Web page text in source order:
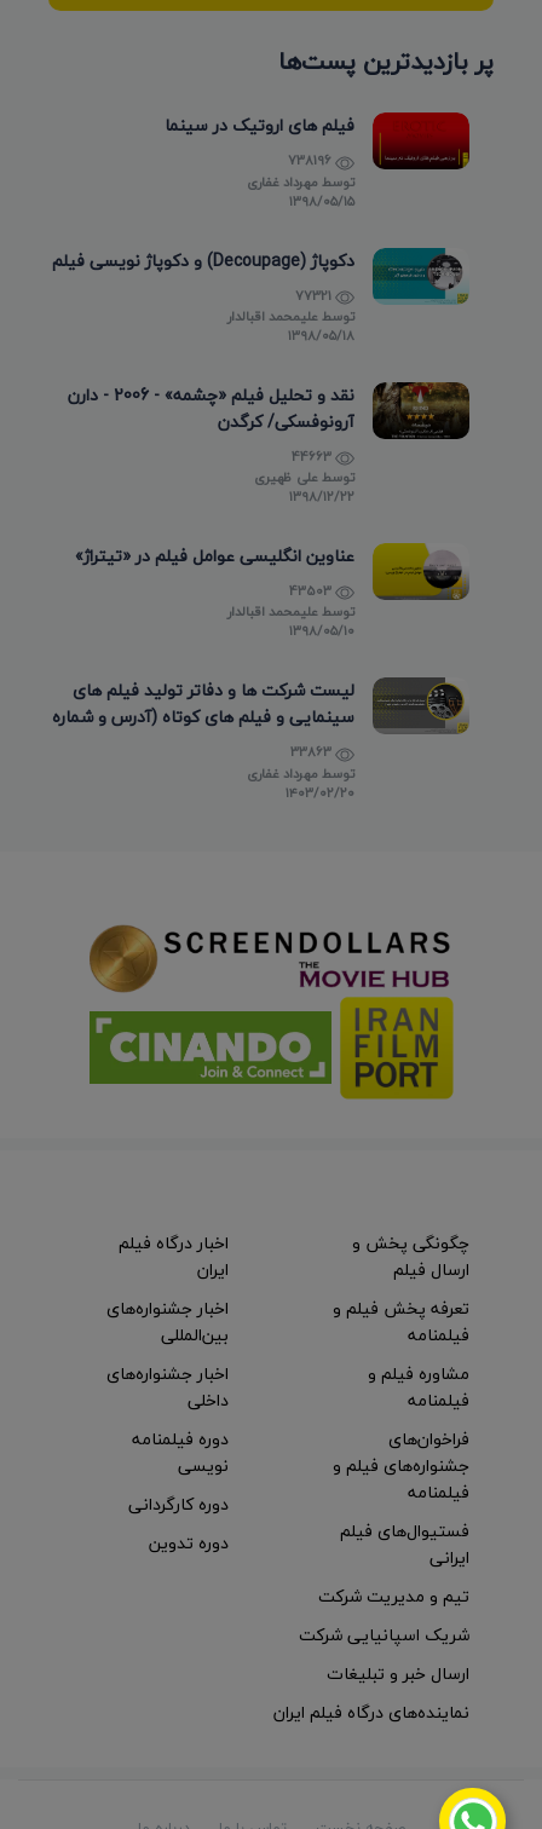
پر بازدیدترین پست‌ها
فیلم های اروتیک در سینما
توسط مهرداد غفاری
۱۳۹۸/۰۵/۱۵
دکوپاژ (Decoupage) و دکوپاژ نویسی فیلم
توسطعلیمحمد اقبالدار
۱۳۹۸/۰۵/۱۸
نقد و تحلیل فیلم «چشمه» - 2006 - دارن
آرونوفسکی/ کرگدن
توسطعلی ظهیری
۱۳۹۸/۱۲/۲۲
عناوین انگلیسی عوامل فیلم در «تیتراژ»
توسطعلیمحمد اقبالدار
۱۳۹۸/۰۵/۱۰
لیست شرکت ها و دفاتر تولید فیلم های
سینمایی و فیلم های کوتاه (آدرس و شماره
تماس)
توسط مهرداد غفاری
۱۴۰۳/۰۲/۲۰
چگونگی پخش و
ارسال فیلم
تعرفه پخش فیلم و
فیلمنامه
مشاوره فیلم و
فیلمنامه
اخبار درگاه فیلم
ایران
اخبار جشنواره‌های
بین‌المللی
اخبار جشنواره‌های
داخلی
فراخوان‌های
جشنواره‌های فیلم و
فیلمنامه
فستیوال‌های فیلم
ایرانی
دوره فیلمنامه
نویسی
دوره کارگردانی
دوره تدوین
تیم و مدیریت شرکت
شریک اسپانیایی شرکت
ارسال خبر و تبلیغات
نماینده‌های درگاه فیلم ایران